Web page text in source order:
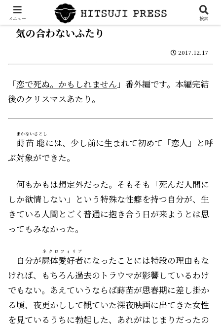
気の合わないふたり
2017.12.17
「恋で死ぬ。かもしれません 」番外編です。本編完結
後のクリスマスあたり。
蒔苗
まかない
聡
さとし
には、少し前に生まれて初めて「恋人」と呼
ぶ対象ができた。
何もかもは想定外だった。そもそも「死んだ人間に
しか欲情しない」という特殊な性癖を持つ自分が、生
きている人間とごく普通に抱き合う日が来ようとは思
ってもみなかった。
自分が屍体愛好者
ネクロフィリア
になったことには特段の理由もな
ければ、もちろん過去のトラウマが影響しているわけ
でもない。あえていうならば蒔苗が思春期に差し掛か
る頃、夜更かしして観ていた深夜映画に出てきた女性
を見ているうちに勃起した、あれがはじまりだったの
メニュー 検索